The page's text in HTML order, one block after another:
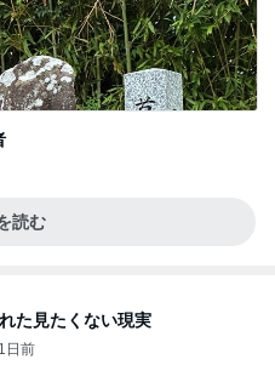
読む
た見たくない現実
1日前